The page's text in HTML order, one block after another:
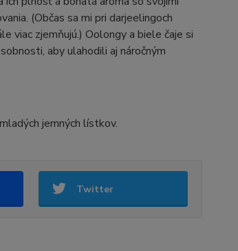
(Občas sa mi pri darjeelingoch
viac zjemňujú.) Oolongy a biele čaje si
aby ulahodili aj náročným
jemných lístkov.
Twitter